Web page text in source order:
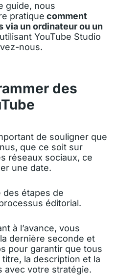
guide, nous
pratique comment
via un ordinateur ou un
YouTube Studio
nous.
des
de souligner que
que ce soit sur
réseaux sociaux, ce
une date.
des étapes de
éditorial.
à l’avance, vous
dernière seconde et
pour garantir que tous
la description et la
avec votre stratégie.